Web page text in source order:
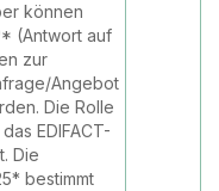
können
(Antwort auf
zur
Angebot
Die Rolle
EDIFACT-
Die
bestimmt